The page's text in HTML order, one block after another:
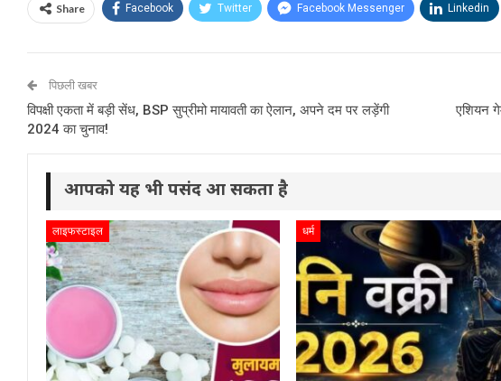
Share Facebook Twitter Facebook Messenger Linkedin
पिछली खबर
विपक्षी एकता में बड़ी सेंध, BSP सुप्रीमो मायावती का ऐलान, अपने दम पर लड़ेंगी
2024 का चुनाव!
एशियन
आपको यह भी पसंद आ सकता है
लाइफस्टाइल धर्म